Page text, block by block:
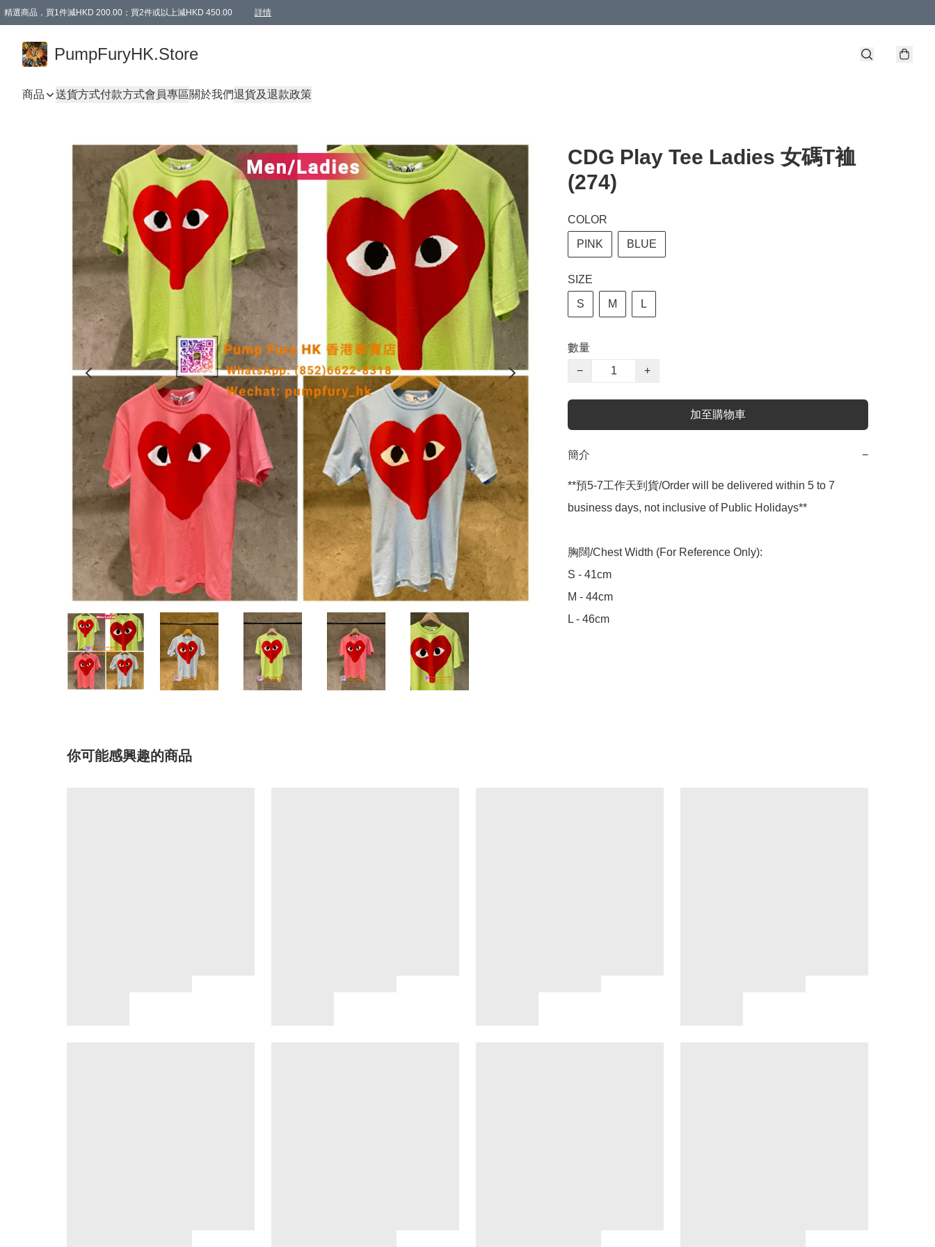
精選商品，買1件減HKD 200.00；買2件或以上減HKD 450.00 詳情
PumpFuryHK.Store
商品 送貨方式付款方式會員專區關於我們退貨及退款政策
CDG Play Tee Ladies 女碼T裇
(274)
COLOR
PINK BLUE
SIZE
S M L
數量
−
+
加至購物車
簡介 −
**預5-7工作天到貨/Order will be delivered within 5 to 7
business days, not inclusive of Public Holidays**
胸闊/Chest Width (For Reference Only):
S - 41cm
M - 44cm
L - 46cm
你可能感興趣的商品